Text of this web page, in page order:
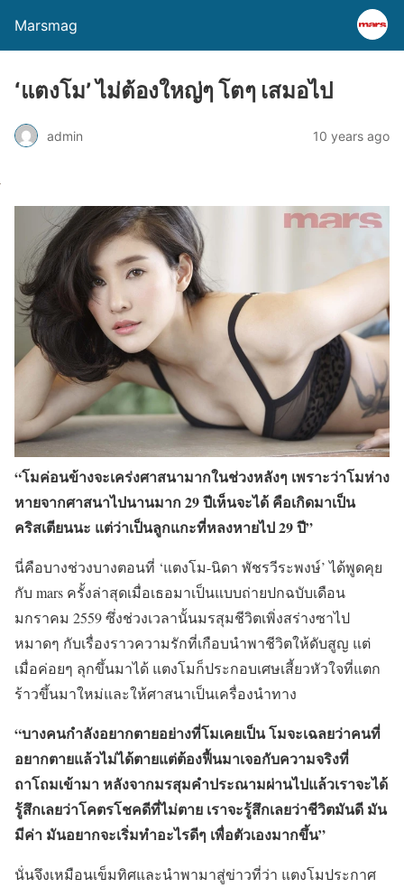
Marsmag
‘แตงโม’ ไม่ต้องใหญ่ๆ โตๆ เสมอไป
admin 10 years ago
“โมค่อนข้างจะเคร่งศาสนามากในช่วงหลังๆ เพราะว่าโมห่าง
หายจากศาสนาไปนานมาก 29 ปีเห็นจะได้ คือเกิดมาเป็น
คริสเตียนนะ แต่ว่าเป็นลูกแกะที่หลงหายไป 29 ปี”
นี่คือบางช่วงบางตอนที่ ‘แตงโม-นิดา พัชรวีระพงษ์’ ได้พูดคุย
กับ mars ครั้งล่าสุดเมื่อเธอมาเป็นแบบถ่ายปกฉบับเดือน
มกราคม 2559 ซึ่งช่วงเวลานั้นมรสุมชีวิตเพิ่งสร่างซาไป
หมาดๆ กับเรื่องราวความรักที่เกือบนำพาชีวิตให้ดับสูญ แต่
เมื่อค่อยๆ ลุกขึ้นมาได้ แตงโมก็ประกอบเศษเสี้ยวหัวใจที่แตก
ร้าวขึ้นมาใหม่และให้ศาสนาเป็นเครื่องนำทาง
“บางคนกำลังอยากตายอย่างที่โมเคยเป็น โมจะเฉลยว่าคนที่
อยากตายแล้วไม่ได้ตายแต่ต้องฟื้นมาเจอกับความจริงที่
ถาโถมเข้ามา หลังจากมรสุมคำประณามผ่านไปแล้วเราจะได้
รู้สึกเลยว่าโคตรโชคดีที่ไม่ตาย เราจะรู้สึกเลยว่าชีวิตมันดี มัน
มีค่า มันอยากจะเริ่มทำอะไรดีๆ เพื่อตัวเองมากขึ้น”
นั่นจึงเหมือนเข็มทิศและนำพามาสู่ข่าวที่ว่า แตงโมประกาศ